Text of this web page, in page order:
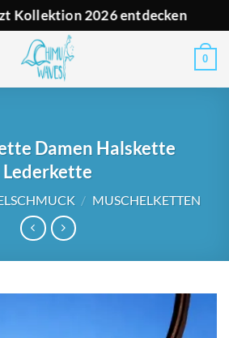
2026 entdecken
0
Damen Halskette
Lederkette
/ MUSCHELKETTEN